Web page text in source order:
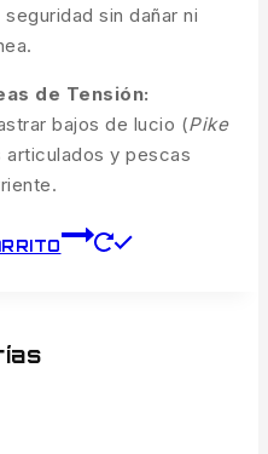
sin dañar ni
de Tensión:
bajos de lucio (Pike
articulados y pescas